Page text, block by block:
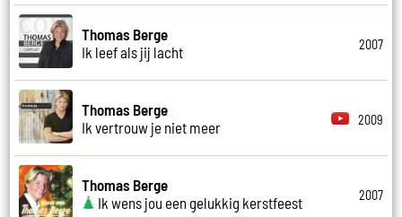
Thomas Berge
Ik leef als jij lacht
2007
Thomas Berge
Ik vertrouw je niet meer
2009
Thomas Berge
Ik wens jou een gelukkig kerstfeest
2007